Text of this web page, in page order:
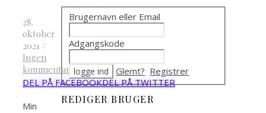
28.
oktober
2021 /
Ingen
kommentarer
DEL PÅ FACEBOOKDEL PÅ TWITTER
Min
Brugernavn eller Email
Adgangskode
Glemt? Registrer
REDIGER BRUGER